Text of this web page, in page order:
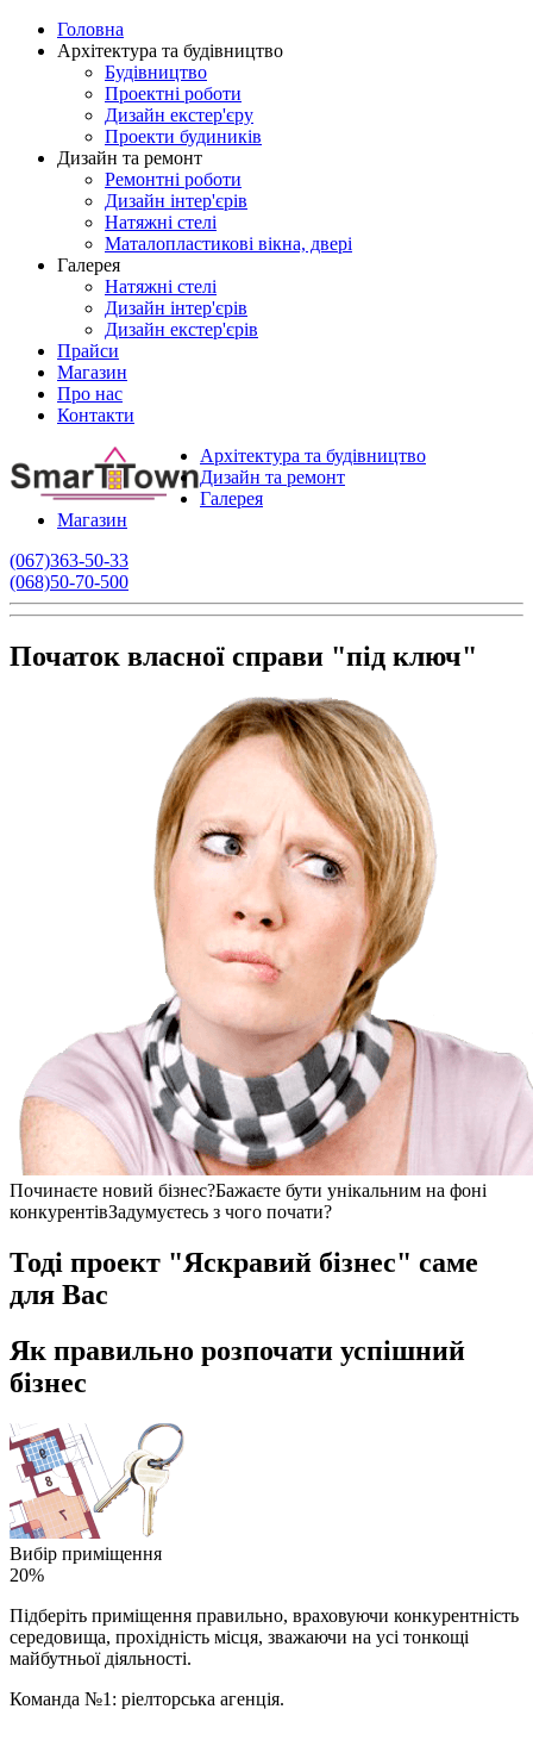
Головна
Архітектура та будівництво
Будівництво
Проектні роботи
Дизайн екстер'єру
Проекти будиників
Дизайн та ремонт
Ремонтні роботи
Дизайн інтер'єрів
Натяжні стелі
Маталопластикові вікна, двері
Галерея
Натяжні стелі
Дизайн інтер'єрів
Дизайн екстер'єрів
Прайси
Магазин
Про нас
Контакти
Архітектура та будівництво
Дизайн та ремонт
Галерея
Магазин
(067)363-50-33
(068)50-70-500
Початок власної справи "під ключ"
Починаєте новий бізнес?Бажаєте бути унікальним на фоні
конкурентівЗадумуєтесь з чого почати?
Тоді проект "Яскравий бізнес" саме
для Вас
Як правильно розпочати успішний
бізнес
Вибір приміщення
20%
Підберіть приміщення правильно, враховуючи конкурентність
середовища, прохідність місця, зважаючи на усі тонкощі
майбутньої діяльності.
Команда №1: ріелторська агенція.